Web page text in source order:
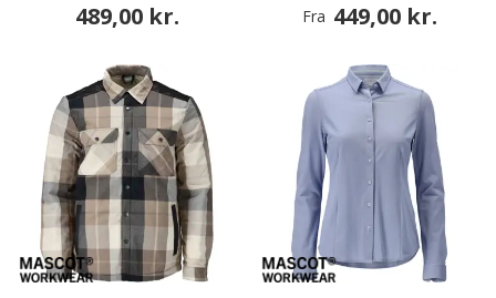
489,00 kr.
Fra 449,00 kr.